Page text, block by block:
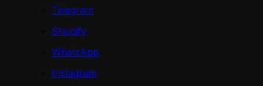
Telegram
Shopify
WhatsApp
Instagram